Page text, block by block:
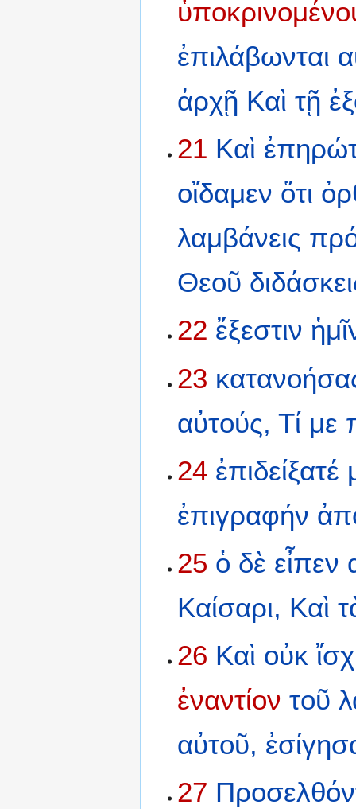
ἐπιλάβωνται
ἀρχῇ Καὶ τῇ
21 Καὶ
οἴδαμεν ὅτι
λαμβάνεις
Θεοῦ
22 ἔξεστιν
23
αὐτούς, Τί με
24 ἐπιδείξατέ
ἐπιγραφήν
25 ὁ δὲ εἶπεν
Καίσαρι, Καὶ
26 Καὶ οὐκ
ἐναντίον τοῦ
αὐτοῦ,
27